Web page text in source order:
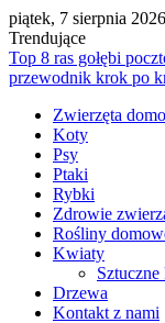
piątek, 7 sierpnia 2026
Trendujące
Top 8 ras gołębi
przewodnik krok po
Zwierzęta
Koty
Psy
Ptaki
Rybki
Zdrowie
Rośliny
Kwiaty
Drzewa
Kontakt z nami